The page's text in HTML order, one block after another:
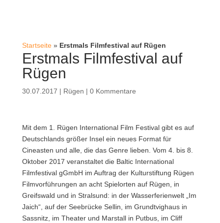
Startseite» Erstmals Filmfestival auf Rügen
Erstmals Filmfestival auf
Rügen
30.07.2017 | Rügen | 0 Kommentare
Mit dem 1. Rügen International Film Festival gibt es auf
Deutschlands größer Insel ein neues Format für
Cineasten und alle, die das Genre lieben. Vom 4. bis 8.
Oktober 2017 veranstaltet die Baltic International
Filmfestival gGmbH im Auftrag der Kulturstiftung Rügen
Filmvorführungen an acht Spielorten auf Rügen, in
Greifswald und in Stralsund: in der Wasserferienwelt „Im
Jaich“, auf der Seebrücke Sellin, im Grundtvighaus in
Sassnitz, im Theater und Marstall in Putbus, im Cliff